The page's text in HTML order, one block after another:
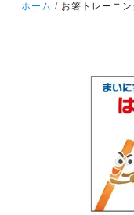
ホーム お箸トレーニン